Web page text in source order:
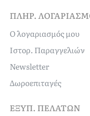
ΠΛΗΡ.
Ο λογαριασμός μου
Ιστορ. Παραγγελιών
Newsletter
Δωροεπιταγές
ΕΞΥΠ. ΠΕΛΑΤΏΝ